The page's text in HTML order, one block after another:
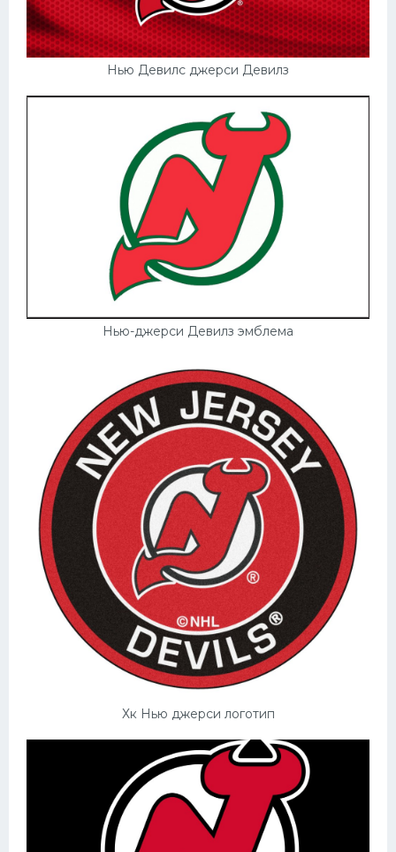
Нью Девилс джерси Девилз
Нью-джерси Девилз эмблема
Хк Нью джерси логотип